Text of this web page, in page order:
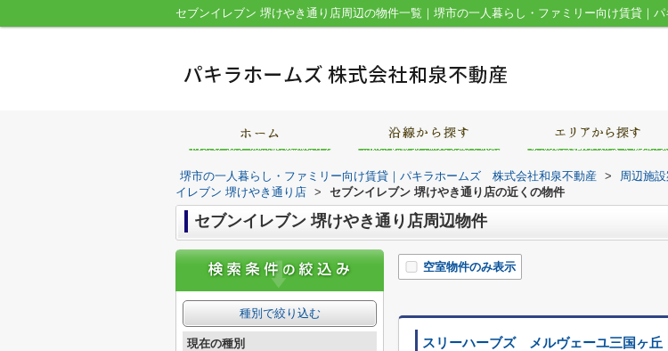
堺市の一人暮らし・ファミリー向け賃貸｜パキラホームズ 株式会社和泉不動産 > 周辺施
イレブン 堺けやき通り店 > セブンイレブン 堺けやき通り店の近くの物件
セブンイレブン 堺けやき通り店周辺物件
空室物件のみ表示
スリーハーブズ メルヴェーユ三国ヶ丘
種別で絞り込む
現在の種別